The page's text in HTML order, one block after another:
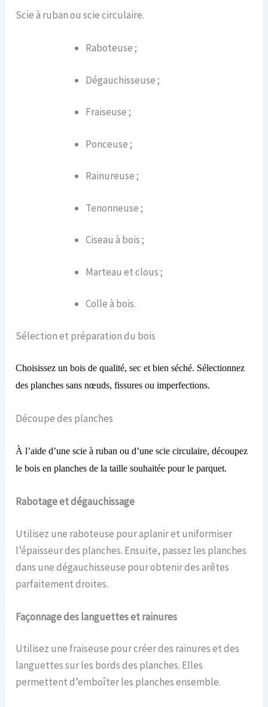
Scie à ruban ou scie circulaire.
Raboteuse ;
Dégauchisseuse ;
Fraiseuse ;
Ponceuse ;
Rainureuse ;
Tenonneuse ;
Ciseau à bois ;
Marteau et clous ;
Colle à bois.
Sélection et préparation du bois
Choisissez un bois de qualité, sec et bien séché. Sélectionnez
des planches sans nœuds, fissures ou imperfections.
Découpe des planches
À l’aide d’une scie à ruban ou d’une scie circulaire, découpez
le bois en planches de la taille souhaitée pour le parquet.
Rabotage et dégauchissage
Utilisez une raboteuse pour aplanir et uniformiser
l’épaisseur des planches. Ensuite, passez les planches
dans une dégauchisseuse pour obtenir des arêtes
parfaitement droites.
Façonnage des languettes et rainures
Utilisez une fraiseuse pour créer des rainures et des
languettes sur les bords des planches. Elles
permettent d’emboîter les planches ensemble.